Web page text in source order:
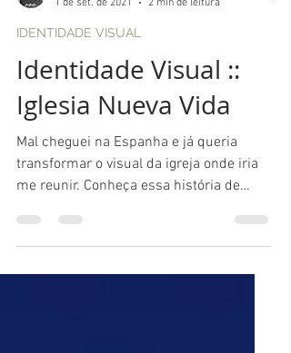
Elize Garcia
IDENTIDADE VISUAL
Identidade Visual ::
Iglesia Nueva Vida
Mal cheguei na Espanha e já queria
transformar o visual da igreja onde iria
me reunir. Conheça essa história de